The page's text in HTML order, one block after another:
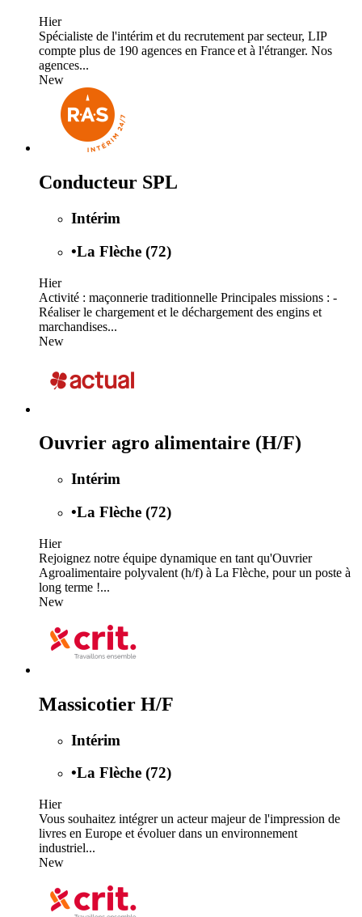
Hier
Spécialiste de l'intérim et du recrutement par secteur, LIP
compte plus de 190 agences en France et à l'étranger. Nos
agences...
New
Conducteur SPL
Intérim
•La Flèche (72)
Hier
Activité : maçonnerie traditionnelle Principales missions : -
Réaliser le chargement et le déchargement des engins et
marchandises...
New
Ouvrier agro alimentaire (H/F)
Intérim
•La Flèche (72)
Hier
Rejoignez notre équipe dynamique en tant qu'Ouvrier
Agroalimentaire polyvalent (h/f) à La Flèche, pour un poste à
long terme !...
New
Massicotier H/F
Intérim
•La Flèche (72)
Hier
Vous souhaitez intégrer un acteur majeur de l'impression de
livres en Europe et évoluer dans un environnement
industriel...
New